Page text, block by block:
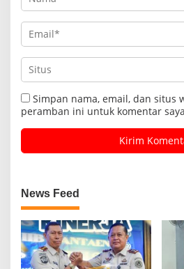
Simpan nama, email, dan situs
peramban ini untuk komentar
News Feed